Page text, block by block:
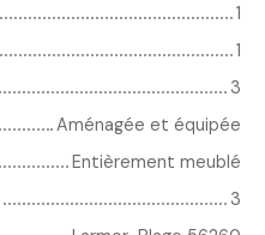
1
1
3
Aménagée et équipée
Entièrement meublé
3